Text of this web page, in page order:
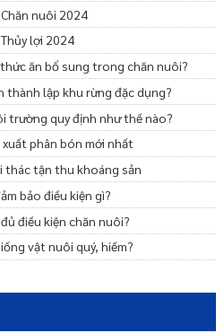
nuôi 2024
lợi 2024
ăn bổ sung trong chăn nuôi?
thành lập khu rừng đặc dụng?
trường quy định như thế nào?
phân bón mới nhất
thác tận thu khoáng sản
bảo điều kiện gì?
điều kiện chăn nuôi?
vật nuôi quý, hiếm?
thác khoáng sản